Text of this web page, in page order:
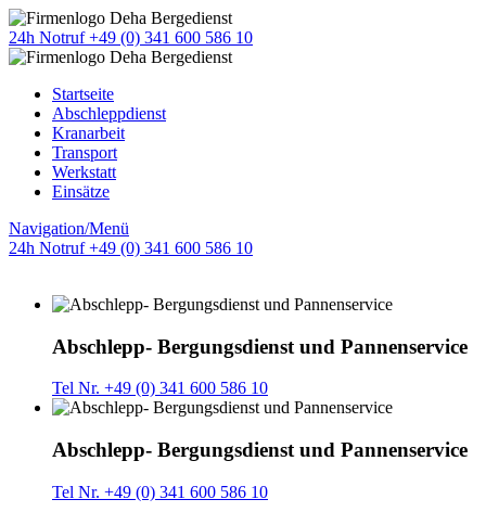
24h Notruf +49 (0) 341 600 586 10
Startseite
Abschleppdienst
Kranarbeit
Transport
Werkstatt
Einsätze
Navigation/Menü
24h Notruf +49 (0) 341 600 586 10
Abschlepp- Bergungsdienst und Pannenservice
Tel Nr. +49 (0) 341 600 586 10
Abschlepp- Bergungsdienst und Pannenservice
Tel Nr. +49 (0) 341 600 586 10